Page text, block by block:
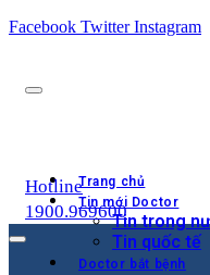
Facebook Twitter Instagram
Trang chủ
Tin mới Doctor
Tin trong
Tin quốc tế
Doctor bắt bệnh
Hotline
1900.969600